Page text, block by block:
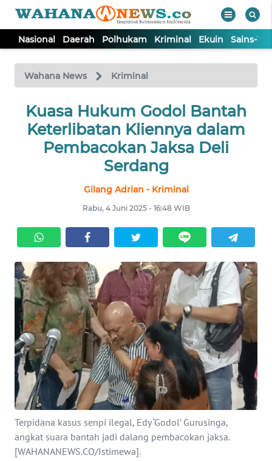
Nasional Daerah Polhukam Kriminal Ekuin Sains-
Wahana News Kriminal
Kuasa Hukum Godol Bantah
Keterlibatan Kliennya dalam
Pembacokan Jaksa Deli
Serdang
Gilang Adrian - Kriminal
Rabu, 4 Juni 2025 - 16:48 WIB
Terpidana kasus senpi ilegal, Edy ‘Godol’ Gurusinga,
angkat suara bantah jadi dalang pembacokan jaksa.
[WAHANANEWS.CO/Istimewa].
TV
Tutup
NASIONAL
DAERAH
EKUIN
SAINS-TEKNO
KESEHATAN
INTERNASIONAL
SERBA-SERBI
OLAHRAGA